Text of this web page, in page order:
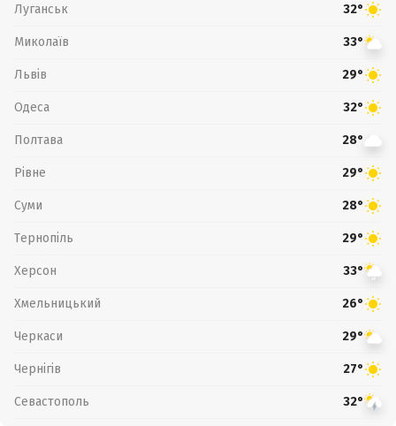
Луганськ 32°
Миколаїв 33°
Львів 29°
Одеса 32°
Полтава 28°
Рівне 29°
Суми 28°
Тернопіль 29°
Херсон 33°
Хмельницький 26°
Черкаси 29°
Чернігів 27°
Севастополь 32°